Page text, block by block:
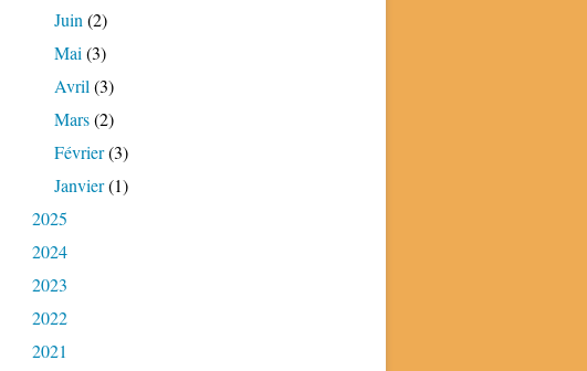
Juin (2)
Mai (3)
Avril (3)
Mars(2)
Février(3)
Janvier(1)
2025
2024
2023
2022
2021